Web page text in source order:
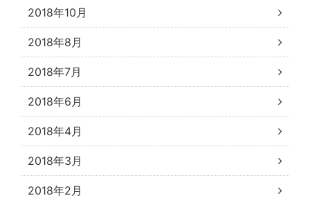
2018年10月
2018年8月
2018年7月
2018年6月
2018年4月
2018年3月
2018年2月